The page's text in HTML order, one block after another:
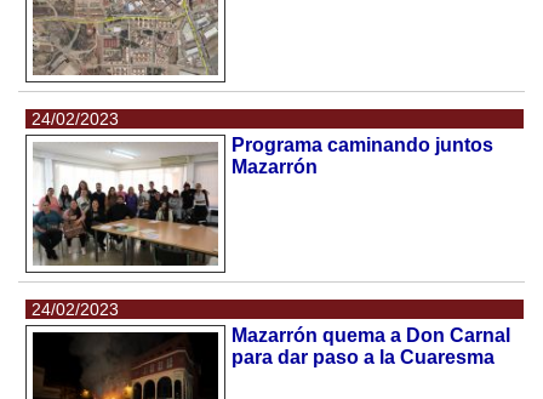
24/02/2023
Programa caminando juntos
Mazarrón
24/02/2023
Mazarrón quema a Don Carnal
para dar paso a la Cuaresma